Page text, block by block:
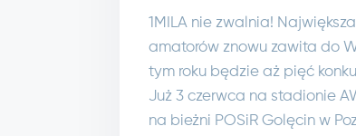
1MILA nie zwalnia!
amatorów znowu zawita do
tym roku będzie aż pięć
Już 3 czerwca na stadionie
na bieżni POSiR Golęcin w